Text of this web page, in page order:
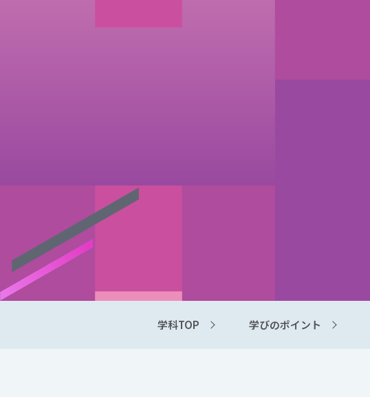
学科TOP 学びのポイント